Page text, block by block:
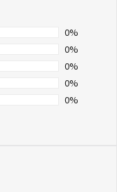
0%
0%
0%
0%
0%